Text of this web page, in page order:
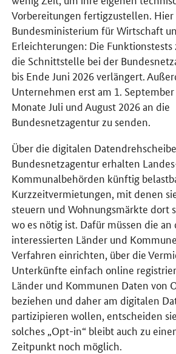
Vorbereitungen fertigzustellen. Hier
Bundesministerium für Wirtschaft
Erleichterungen: Die Funktionstests
die Schnittstelle bei der
bis Ende Juni 2026 verlängert.
Unternehmen erst am 1.
Monate Juli und August 2026 an die
Bundesnetzagentur zu senden.
Über die digitalen
Bundesnetzagentur erhalten
Kommunalbehörden künftig
Kurzzeitvermietungen, mit denen
steuern und Wohnungsmärkte dort
wo es nötig ist. Dafür müssen die an
interessierten Länder und
Verfahren einrichten, über die
Unterkünfte einfach online
Länder und Kommunen Daten von
beziehen und daher am digitalen
partizipieren wollen, entscheiden
solches „Opt-in“ bleibt auch zu
Zeitpunkt noch möglich.